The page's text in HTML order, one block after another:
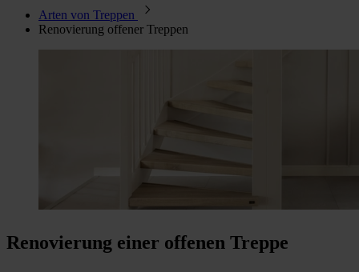
Arten von Treppen
Renovierung offener Treppen
Renovierung einer offenen Treppe